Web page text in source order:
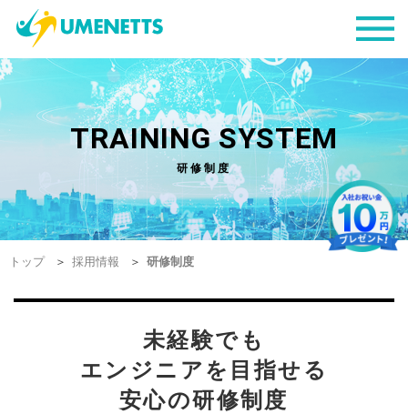
TRAINING SYSTEM
研修制度
トップ 採用情報 研修制度
未経験でも
エンジニアを目指せる
安心の研修制度